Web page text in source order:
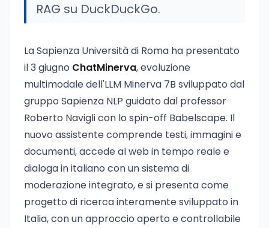
RAG su DuckDuckGo.
La Sapienza Università di Roma ha presentato
il 3 giugno ChatMinerva, evoluzione
multimodale dell'LLM Minerva 7B sviluppato dal
gruppo Sapienza NLP guidato dal professor
Roberto Navigli con lo spin-off Babelscape. Il
nuovo assistente comprende testi, immagini e
documenti, accede al web in tempo reale e
dialoga in italiano con un sistema di
moderazione integrato, e si presenta come
progetto di ricerca interamente sviluppato in
Italia, con un approccio aperto e controllabile